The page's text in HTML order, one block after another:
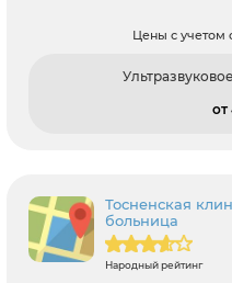
Цены с учетом
от
Тосненская
больница
Народный рейтинг